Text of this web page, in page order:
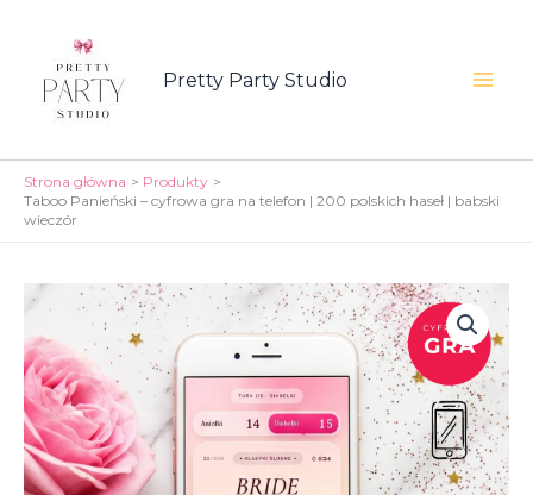
treści
Pretty Party Studio
Strona główna
Produkty
Taboo Panieński – cyfrowa gra na telefon | 200 polskich haseł | babski
wieczór
cyfrowa
gra
|
200
polskich
babski
wieczór